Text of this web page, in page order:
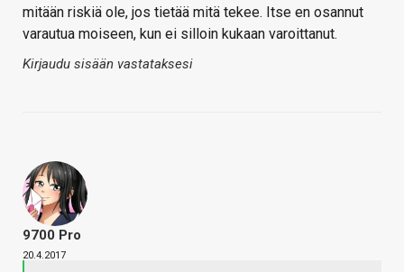
mitään riskiä ole, jos tietää mitä tekee. Itse en osannut
varautua moiseen, kun ei silloin kukaan varoittanut.
Kirjaudu sisään vastataksesi
9700 Pro
20.4.2017